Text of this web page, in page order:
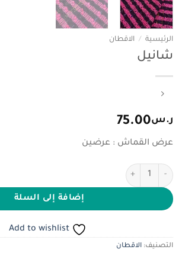
الرئيسية / الاقطان
شانيل
ر.س75.00
عرض القماش : عرضين
كمية شانيل
إضافة إلى السلة
Add to wishlist
التصنيف: الاقطان